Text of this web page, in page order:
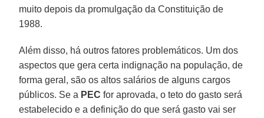
muito depois da promulgação da Constituição de
1988.
Além disso, há outros fatores problemáticos. Um dos
aspectos que gera certa indignação na população, de
forma geral, são os altos salários de alguns cargos
públicos. Se a PEC for aprovada, o teto do gasto será
estabelecido e a definição do que será gasto vai ser